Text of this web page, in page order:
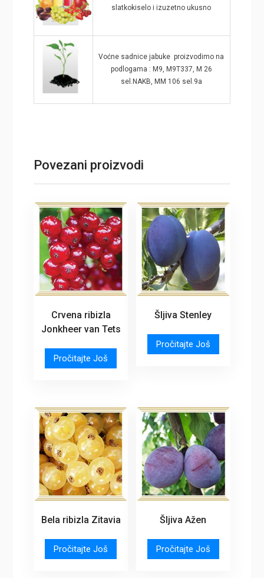
slatkokiselo i izuzetno ukusno
Voćne sadnice jabuke proizvodimo na
podlogama : M9, M9T337, M 26
sel.NAKB, MM 106 sel.9a
Povezani proizvodi
Crvena ribizla
Jonkheer van Tets
Pročitajte Još
Šljiva Stenley
Pročitajte Još
Bela ribizla Zitavia
Pročitajte Još
Šljiva Ažen
Pročitajte Još